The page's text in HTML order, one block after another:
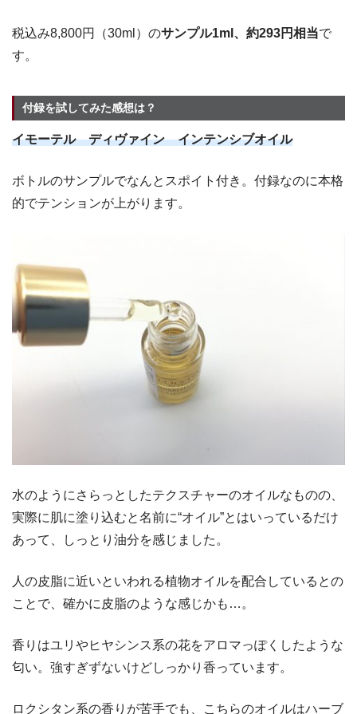
税込み8,800円（30ml）のサンプル1ml、約293円相当で
す。
付録を試してみた感想は？
イモーテル ディヴァイン インテンシブオイル
ボトルのサンプルでなんとスポイト付き。付録なのに本格
的でテンションが上がります。
水のようにさらっとしたテクスチャーのオイルなものの、
実際に肌に塗り込むと名前に“オイル”とはいっているだけ
あって、しっとり油分を感じました。
人の皮脂に近いといわれる植物オイルを配合しているとの
ことで、確かに皮脂のような感じかも…。
香りはユリやヒヤシンス系の花をアロマっぽくしたような
匂い。強すぎずないけどしっかり香っています。
ロクシタン系の香りが苦手でも、こちらのオイルはハーブ